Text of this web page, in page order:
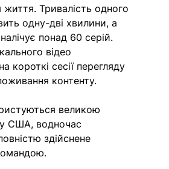
Тривалість одного
одну-дві хвилини, а
понад 60 серій.
відео
короткі сесії перегляду
контенту.
великою
США, водночас
здійснене